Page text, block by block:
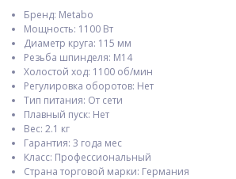
Бренд: Metabo
Мощность: 1100 Вт
Диаметр круга: 115 мм
Резьба шпинделя: M14
Холостой ход: 1100 об/мин
Регулировка оборотов: Нет
Тип питания: От сети
Плавный пуск: Нет
Вес: 2.1 кг
Гарантия: 3 года мес
Класс: Профессиональный
Страна торговой марки: Германия